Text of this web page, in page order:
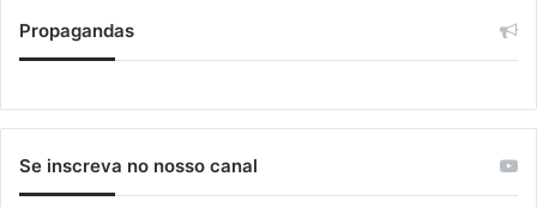
Propagandas
Se inscreva no nosso canal